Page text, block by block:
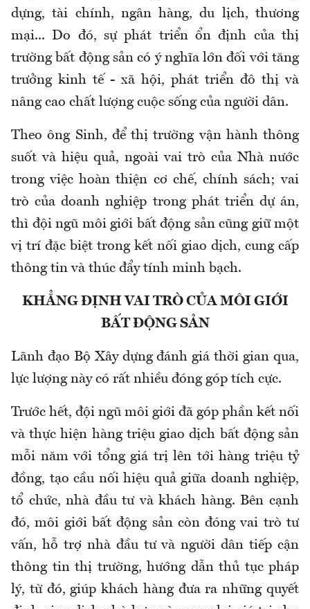
dựng, tài chính, ngân hàng, du lịch, thương
mại... Do đó, sự phát triển ổn định của thị
trường bất động sản có ý nghĩa lớn đối với tăng
trưởng kinh tế - xã hội, phát triển đô thị và
nâng cao chất lượng cuộc sống của người dân.
Theo ông Sinh, để thị trường vận hành thông
suốt và hiệu quả, ngoài vai trò của Nhà nước
trong việc hoàn thiện cơ chế, chính sách; vai
trò của doanh nghiệp trong phát triển dự án,
thì đội ngũ môi giới bất động sản cũng giữ một
vị trí đặc biệt trong kết nối giao dịch, cung cấp
thông tin và thúc đẩy tính minh bạch.
KHẲNG ĐỊNH VAI TRÒ CỦA MÔI GIỚI
BẤT ĐỘNG SẢN
Lãnh đạo Bộ Xây dựng đánh giá thời gian qua,
lực lượng này có rất nhiều đóng góp tích cực.
Trước hết, đội ngũ môi giới đã góp phần kết nối
và thực hiện hàng triệu giao dịch bất động sản
mỗi năm với tổng giá trị lên tới hàng triệu tỷ
đồng, tạo cầu nối hiệu quả giữa doanh nghiệp,
tổ chức, nhà đầu tư và khách hàng. Bên cạnh
đó, môi giới bất động sản còn đóng vai trò tư
vấn, hỗ trợ nhà đầu tư và người dân tiếp cận
thông tin thị trường, hướng dẫn thủ tục pháp
lý, từ đó, giúp khách hàng đưa ra những quyết